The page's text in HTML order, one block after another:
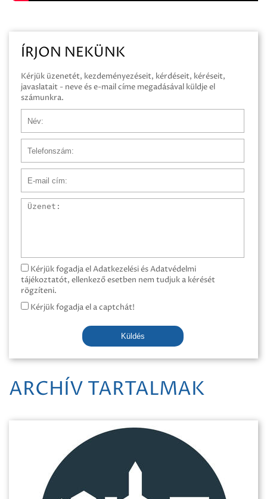
ÍRJON NEKÜNK
Kérjük üzenetét, kezdeményezéseit, kérdéseit, kéréseit,
javaslatait - neve és e-mail címe megadásával küldje el
számunkra.
Üzenet
Kérjük fogadja el Adatkezelési és Adatvédelmi
tájékoztatót, ellenkező esetben nem tudjuk a kérését
rögzíteni.
Kérjük fogadja el a captchát!
Küldés
ARCHÍV TARTALMAK